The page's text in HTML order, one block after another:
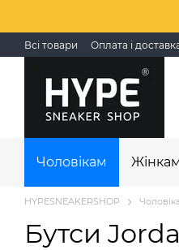
Всі товари Оплата і
Чоловікам Жінкам
HYPESNEAKERSHOP
Бутси